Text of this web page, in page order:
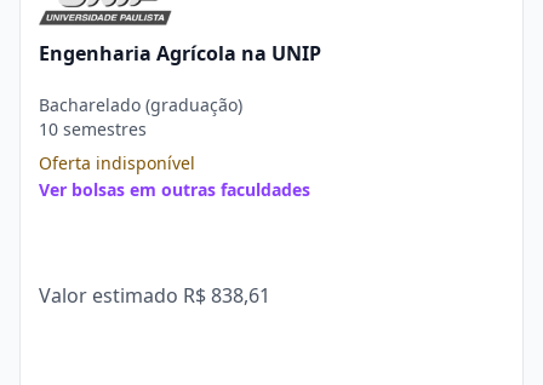
Engenharia Agrícola na UNIP
Bacharelado (graduação)
10 semestres
Oferta indisponível
Ver bolsas em outras faculdades
Valor estimado R$ 838,61